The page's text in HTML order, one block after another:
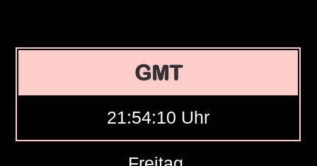
GMT
21:54:11 Uhr